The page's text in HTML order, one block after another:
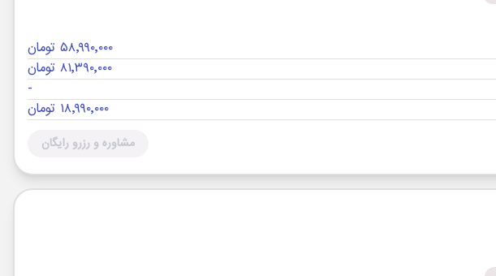
۵۸٬۹۹۰٬۰۰۰ تومان
۸۱٬۳۹۰٬۰۰۰ تومان
-
۱۸٬۹۹۰٬۰۰۰ تومان
مشاوره و رزرو رایگان